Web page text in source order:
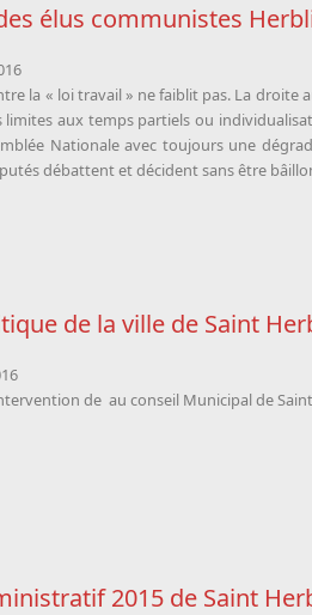
élus communistes
la « loi travail » ne faiblit pas. La droite
limites aux temps partiels ou
Nationale avec toujours une
débattent et décident sans être
de la ville de Saint
de au conseil Municipal de
2015 de Saint